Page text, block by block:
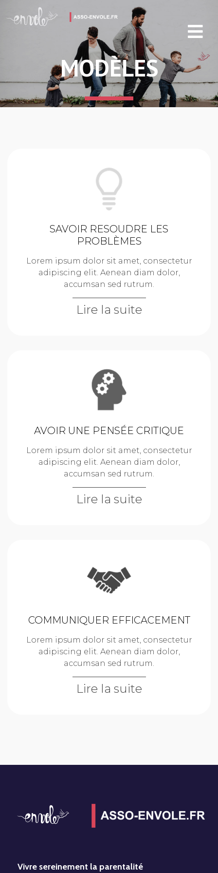
MODÈLES
SAVOIR RESOUDRE LES
PROBLÈMES
Lorem ipsum dolor sit amet, consectetur
adipiscing elit. Aenean diam dolor,
accumsan sed rutrum.
Lire la suite
AVOIR UNE PENSÉE CRITIQUE
Lorem ipsum dolor sit amet, consectetur
adipiscing elit. Aenean diam dolor,
accumsan sed rutrum.
Lire la suite
COMMUNIQUER EFFICACEMENT
Lorem ipsum dolor sit amet, consectetur
adipiscing elit. Aenean diam dolor,
accumsan sed rutrum.
Lire la suite
Vivre sereinement la parentalité